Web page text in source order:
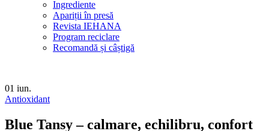
Ingrediente
Apariții în presă
Revista IEHANA
Program reciclare
Recomandă și câștigă
01 iun.
Antioxidant
Blue Tansy – calmare, echilibru, confort